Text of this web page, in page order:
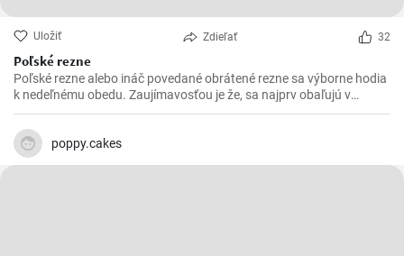
Uložiť Zdieľať 32
Poľské rezne
Poľské rezne alebo ináč povedané obrátené rezne sa výborne hodia
k nedeľnému obedu. Zaujímavosťou je že, sa najprv obaľujú v
strúhanke a až následne vo vajíčku.
poppy.cakes